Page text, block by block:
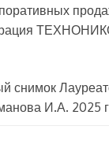
снимок
И.А. 2025